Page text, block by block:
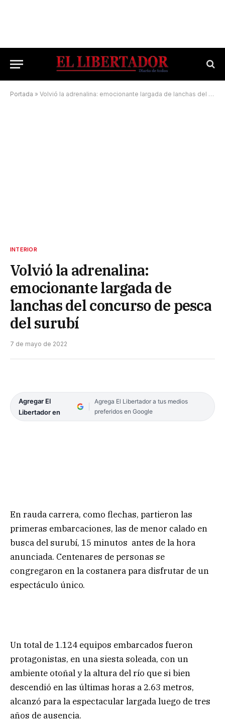
Portada » Volvió la adrenalina: emocionante largada de lanchas del concurso de pesca del surubí
INTERIOR
Volvió la adrenalina:
emocionante largada de
lanchas del concurso de pesca
del surubí
7 de mayo de 2022
Agregar El
Libertador en
Agrega El Libertador a tus medios
preferidos en Google
En rauda carrera, como flechas, partieron las
primeras embarcaciones, las de menor calado en
busca del surubí, 15 minutos antes de la hora
anunciada. Centenares de personas se
congregaron en la costanera para disfrutar de un
espectáculo único.
Un total de 1.124 equipos embarcados fueron
protagonistas, en una siesta soleada, con un
ambiente otoñal y la altura del río que si bien
descendió en las últimas horas a 2.63 metros,
alcanzó para la espectacular largada luego de tres
años de ausencia.